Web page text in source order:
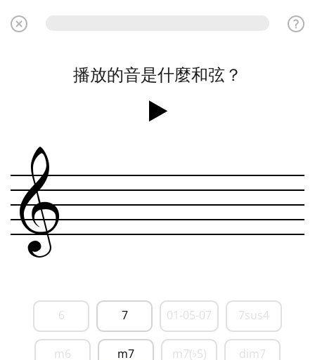
播放的音是什麼和弦？
&
6 7 01-05-07 7sus4
m6 m7 m7( ♭5) dim7